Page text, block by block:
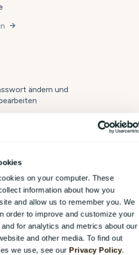
on your computer. These
information about how you
and allow us to remember you. We
order to improve and customize your
for analytics and metrics about our
and other media. To find out
we use, see our Privacy Policy.
ändern und
und bearbeiten Sie den
in CatalystOne